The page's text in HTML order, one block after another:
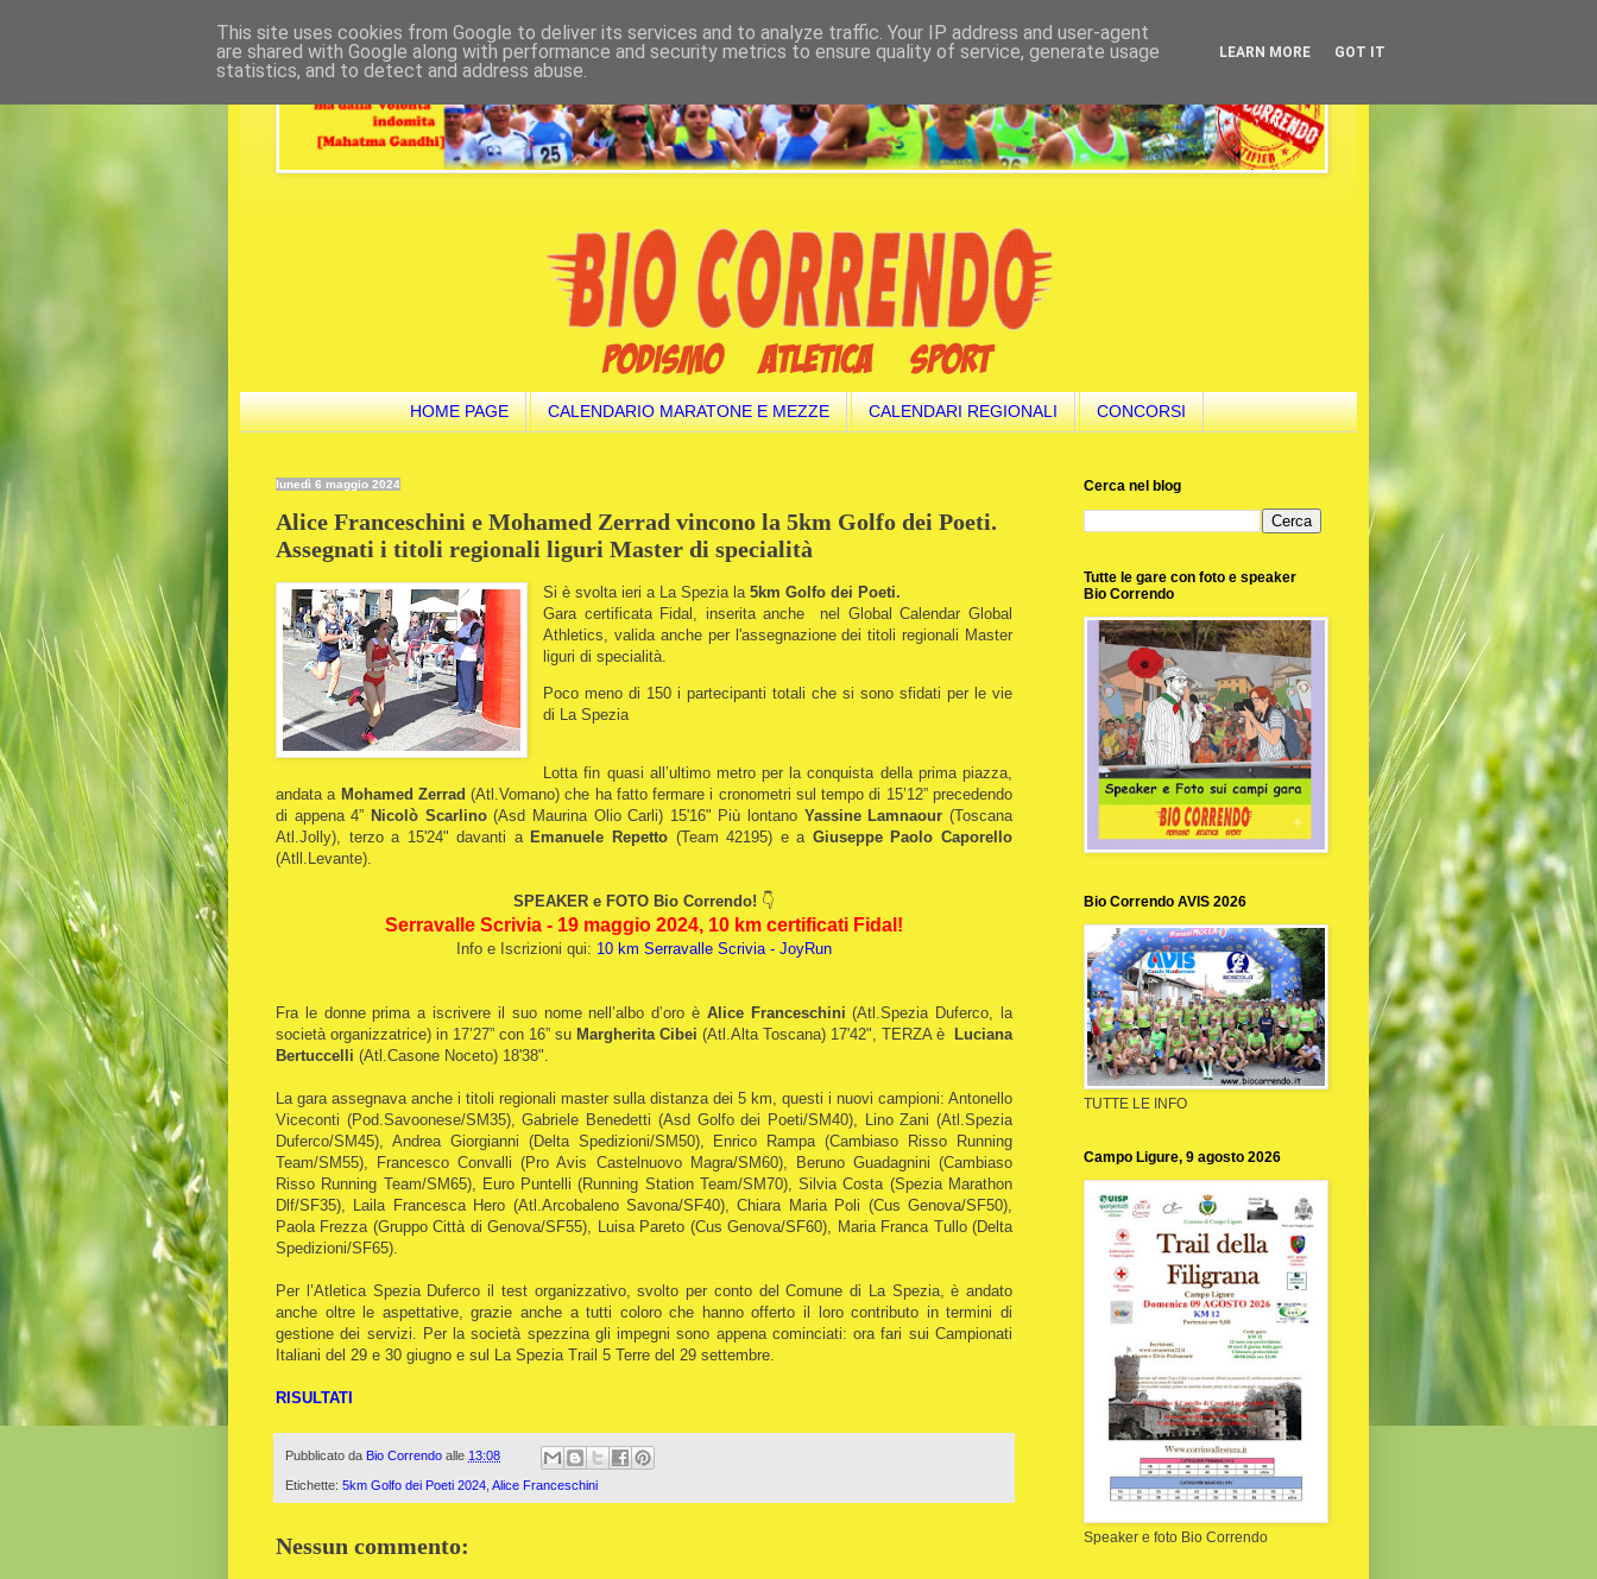
HOME PAGE CALENDARIO MARATONE E MEZZE CALENDARI REGIONALI CONCORSI
lunedì 6 maggio 2024
Alice Franceschini e Mohamed Zerrad vincono la 5km Golfo dei Poeti.
Assegnati i titoli regionali liguri Master di specialità
Si è svolta ieri a La Spezia la5km Golfo dei Poeti.
Gara certificata Fidal, inserita anche nel Global Calendar Global
Athletics, valida anche per l'assegnazione dei titoli regionali Master
liguri di specialità.
Poco meno di 150 i partecipanti totali che si sono sfidati per le vie
di La Spezia
Lotta fin quasi all’ultimo metro per la conquista della prima piazza,
andata a Mohamed Zerrad (Atl.Vomano) che ha fatto fermare i cronometri sul tempo di 15’12” precedendo
di appena 4” Nicolò Scarlino(Asd Maurina Olio Carli) 15'16" Più lontano Yassine Lamnaour (Toscana
Atl.Jolly), terzo a 15'24" davanti aEmanuele Repetto (Team 42195) e a Giuseppe Paolo Caporello
(Atll.Levante).
SPEAKER e FOTO Bio Correndo! 👇
Serravalle Scrivia - 19 maggio 2024, 10 km certificati Fidal!
Info e Iscrizioni qui: 10 km Serravalle Scrivia - JoyRun
Fra le donne prima a iscrivere il suo nome nell’albo d’oro è Alice Franceschini(Atl.Spezia Duferco, la
società organizzatrice) in 17’27” con 16” su Margherita Cibei (Atl.Alta Toscana) 17'42", TERZA è
Luciana
Bertuccelli (Atl.Casone Noceto) 18'38".
La gara assegnava anche i titoli regionali master sulla distanza dei 5 km, questi i nuovi campioni: Antonello
Viceconti (Pod.Savoonese/SM35), Gabriele Benedetti (Asd Golfo dei Poeti/SM40), Lino Zani (Atl.Spezia
Duferco/SM45), Andrea Giorgianni (Delta Spedizioni/SM50), Enrico Rampa (Cambiaso Risso Running
Team/SM55), Francesco Convalli (Pro Avis Castelnuovo Magra/SM60), Beruno Guadagnini (Cambiaso
Risso Running Team/SM65), Euro Puntelli (Running Station Team/SM70), Silvia Costa (Spezia Marathon
Dlf/SF35), Laila Francesca Hero (Atl.Arcobaleno Savona/SF40), Chiara Maria Poli (Cus Genova/SF50),
Paola Frezza (Gruppo Città di Genova/SF55), Luisa Pareto (Cus Genova/SF60), Maria Franca Tullo (Delta
Spedizioni/SF65).
Per l’Atletica Spezia Duferco il test organizzativo, svolto per conto del Comune di La Spezia, è andato
anche oltre le aspettative, grazie anche a tutti coloro che hanno offerto il loro contributo in termini di
gestione dei servizi. Per la società spezzina gli impegni sono appena cominciati: ora fari sui Campionati
Italiani del 29 e 30 giugno e sul La Spezia Trail 5 Terre del 29 settembre.
RISULTATI
Pubblicato da Bio Correndo alle 13:08
Etichette: 5km Golfo dei Poeti 2024 Alice Franceschini
Nessun commento:
Cerca nel blog
Tutte le gare con foto e speaker
Bio Correndo
Bio Correndo AVIS 2026
TUTTE LE INFO
Campo Ligure, 9 agosto 2026
Speaker e foto Bio Correndo
This site uses cookies from Google to deliver its services and to analyze traffic. Your IP address and user-agent
are shared with Google along with performance and security metrics to ensure quality of service, generate usage
statistics, and to detect and address abuse.
LEARN MORE GOT IT